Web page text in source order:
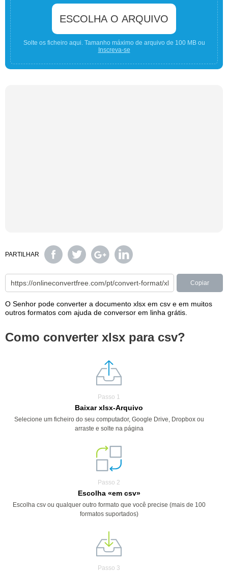
ESCOLHA O ARQUIVO
Solte os ficheiro aqui. Tamanho máximo de arquivo de 100 MB ou
Inscreva-se
PARTILHAR
Copiar
O Senhor pode converter a documento xlsx em csv e em muitos
outros formatos com ajuda de conversor em linha grátis.
Como converter xlsx para csv?
Passo 1
Baixar xlsx-Arquivo
Selecione um ficheiro do seu computador, Google Drive, Dropbox ou
arraste e solte na página
Passo 2
Escolha «em csv»
Escolha csv ou qualquer outro formato que você precise (mais de 100
formatos suportados)
Passo 3